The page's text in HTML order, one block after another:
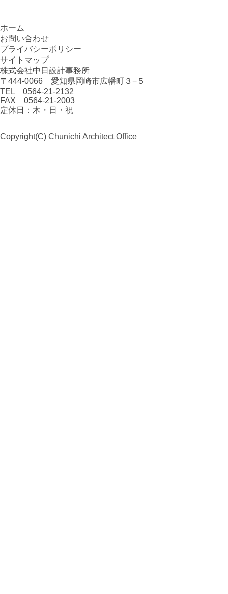
ホーム
お問い合わせ
プライバシーポリシー
サイトマップ
株式会社中日設計事務所
〒444-0066 愛知県岡崎市広幡町３−５
TEL 0564-21-2132
FAX 0564-21-2003
定休日：木・日・祝
Copyright(C) Chunichi Architect Office